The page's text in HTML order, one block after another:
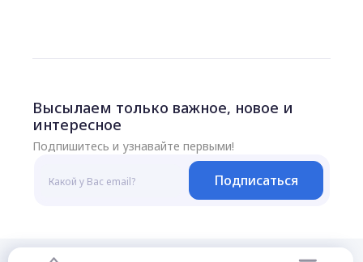
Высылаем только важное, новое и
интересное
Подпишитесь и узнавайте первыми!
Подписаться
© 2026 Все права защищены